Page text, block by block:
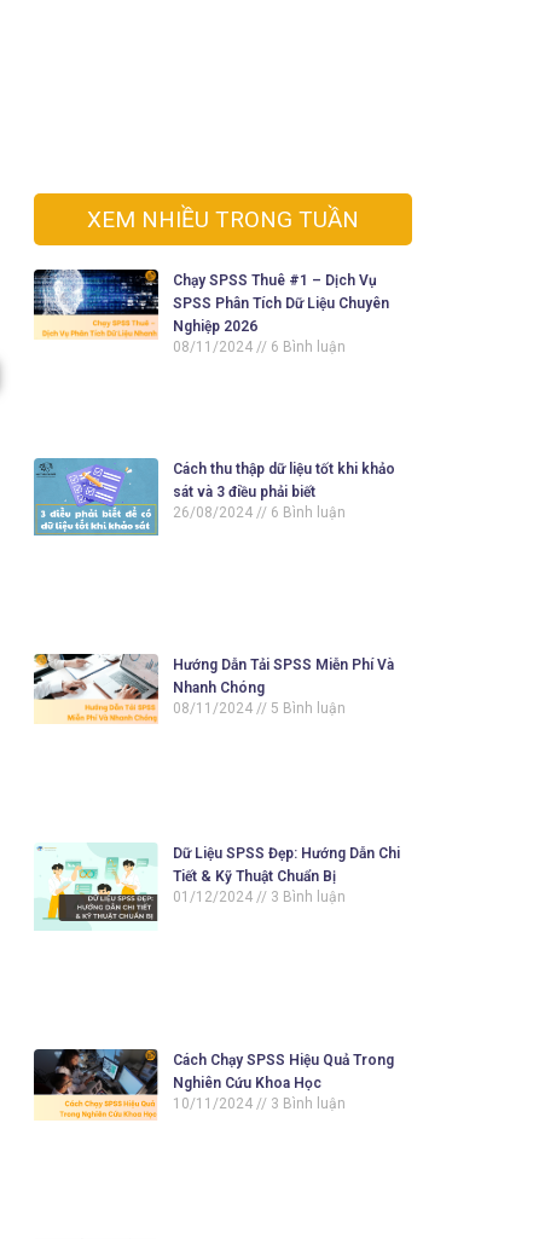
XEM NHIỀU TRONG TUẦN
Chạy SPSS Thuê #1 – Dịch Vụ
SPSS Phân Tích Dữ Liệu Chuyên
Nghiệp 2026
08/11/2024
6 Bình luận
Cách thu thập dữ liệu tốt khi khảo
sát và 3 điều phải biết
26/08/2024
6 Bình luận
Hướng Dẫn Tải SPSS Miễn Phí Và
Nhanh Chóng
08/11/2024
5 Bình luận
Dữ Liệu SPSS Đẹp: Hướng Dẫn Chi
Tiết & Kỹ Thuật Chuẩn Bị
01/12/2024
3 Bình luận
Cách Chạy SPSS Hiệu Quả Trong
Nghiên Cứu Khoa Học
10/11/2024
3 Bình luận